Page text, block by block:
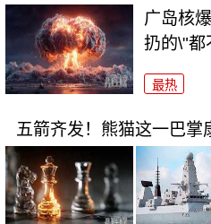
广岛核
扔的\"都
最热
五箭齐发！熊猫这一巴